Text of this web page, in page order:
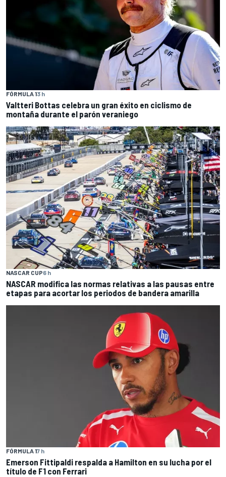
FÓRMULA 13 h
Valtteri Bottas celebra un gran éxito en ciclismo de
montaña durante el parón veraniego
NASCAR CUP6 h
NASCAR modifica las normas relativas a las pausas entre
etapas para acortar los periodos de bandera amarilla
FÓRMULA 17 h
Emerson Fittipaldi respalda a Hamilton en su lucha por el
título de F1 con Ferrari